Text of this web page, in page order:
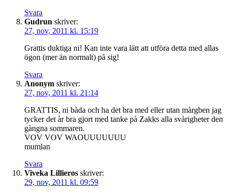
Svara
Gudrun skriver:
27, nov, 2011 kl. 15:19
Grattis duktiga ni! Kan inte vara lätt att utföra detta med allas
ögon (mer än normalt) på sig!
Svara
Anonym skriver:
27, nov, 2011 kl. 21:14
GRATTIS, ni bàda och ha det bra med eller utan màrgben jag
tycker det àr bra gjort med tanke pà Zakks alla svàrigheter den
gàngna sommaren.
VOV VOV WAOUUUUUUU
mumlan
Svara
Viveka Lillieros skriver:
29, nov, 2011 kl. 09:59